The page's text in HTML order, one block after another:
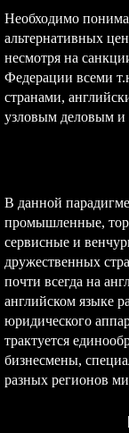
Необходимо
альтернативных
несмотря на
Федерации всеми
странами,
узловым деловым
В данной
промышленные,
сервисные и
дружественных
почти всегда на
английском языке
юридического
трактуется
бизнесмены,
разных регионов